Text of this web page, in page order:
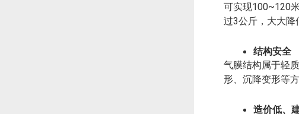
可实现100~120
过3公斤，大大降
结构安全
气膜结构属于轻
形、沉降变形等
造价低、